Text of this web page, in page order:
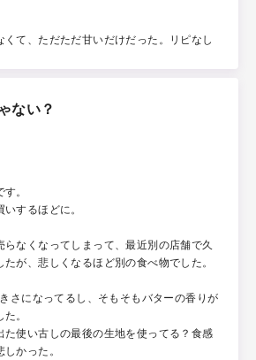
て、ただただ甘いだけだった。リピなし
ない？
。
するほどに。
なくなってしまって、最近別の店舗で久
が、悲しくなるほど別の食べ物でした。
さになってるし、そもそもバターの香りが
。
た使い古しの最後の生地を使ってる？食感
かった。